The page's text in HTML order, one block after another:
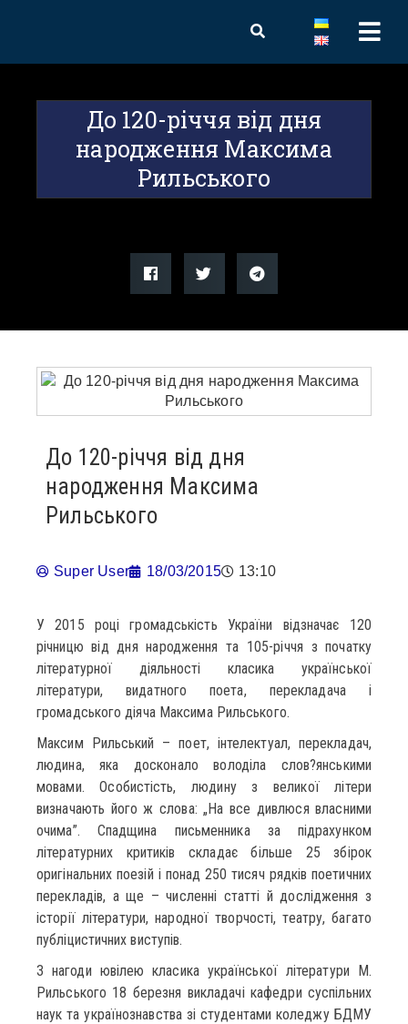
До 120-річчя від дня
народження Максима
Рильського
До 120-річчя від дня
народження Максима
Рильського
Super User 18/03/2015 13:10
У 2015 році громадськість України відзначає 120
річницю від дня народження та 105-річчя з початку
літературної діяльності класика української
літератури, видатного поета, перекладача і
громадського діяча Максима Рильського.
Максим Рильський – поет, інтелектуал, перекладач,
людина, яка досконало володіла слов?янськими
мовами. Особистість, людину з великої літери
визначають його ж слова: „На все дивлюся власними
очима”. Спадщина письменника за підрахунком
літературних критиків складає більше 25 збірок
оригінальних поезій і понад 250 тисяч рядків поетичних
перекладів, а ще – численні статті й дослідження з
історії літератури, народної творчості, театру, багато
публіцистичних виступів.
З нагоди ювілею класика української літератури М.
Рильського 18 березня викладачі кафедри суспільних
наук та українознавства зі студентами коледжу БДМУ